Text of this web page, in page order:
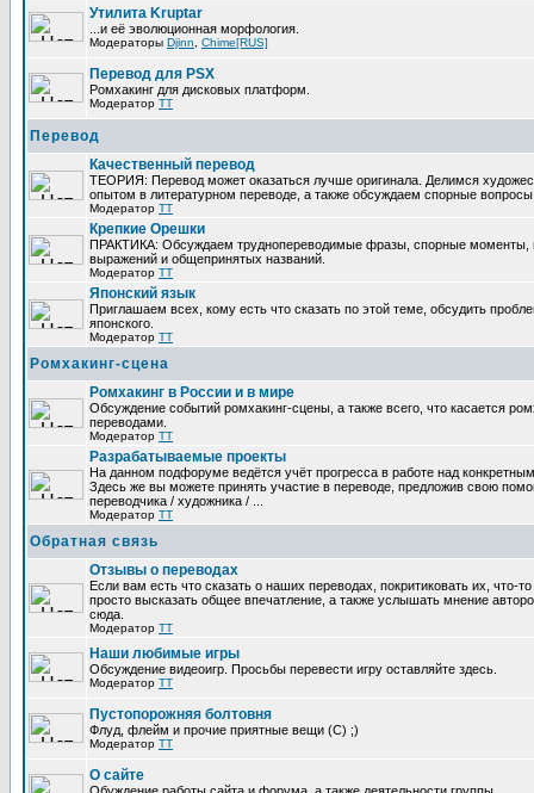
Утилита Kruptar
...и её эволюционная морфология.
Модераторы Djinn Chime[RUS]
Перевод для PSX
Ромхакинг для дисковых платформ.
Модератор TT
Перевод
Качественный перевод
ТЕОРИЯ: Перевод может оказаться лучше оригинала. Делимся
опытом в литературном переводе, а также обсуждаем спорные вопросы
Модератор TT
Крепкие Орешки
ПРАКТИКА: Обсуждаем труднопереводимые фразы, спорные моменты,
выражений и общепринятых названий.
Модератор TT
Японский язык
Приглашаем всех, кому есть что сказать по этой теме, обсудить
японского.
Модератор TT
Ромхакинг-сцена
Ромхакинг в России и в мире
Обсуждение событий ромхакинг-сцены, а также всего, что касается
переводами.
Модератор TT
Разрабатываемые проекты
На данном подфоруме ведётся учёт прогресса в работе над
Здесь же вы можете принять участие в переводе, предложив свою
переводчика / художника / ...
Модератор TT
Обратная связь
Отзывы о переводах
Если вам есть что сказать о наших переводах, покритиковать их, что-
просто высказать общее впечатление, а также услышать мнение
сюда.
Модератор TT
Наши любимые игры
Обсуждение видеоигр. Просьбы перевести игру оставляйте здесь.
Модератор TT
Пустопорожняя болтовня
Флуд, флейм и прочие приятные вещи (C) ;)
Модератор TT
О сайте